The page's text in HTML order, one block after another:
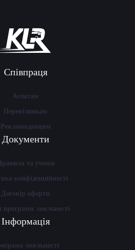
Співпраця
Агентам
Перевізникам
Рекламодавцям
Документи
Правила та умови
конфіденційності
Договір оферти
програми лояльності
Інформація
лояльності